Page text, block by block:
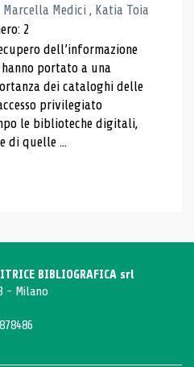
Marcella Medici , Katia Toia
2
dell’informazione
portato a una
dei cataloghi delle
privilegiato
le biblioteche digitali,
di quelle ...
BIBLIOGRAFICA srl
- Milano